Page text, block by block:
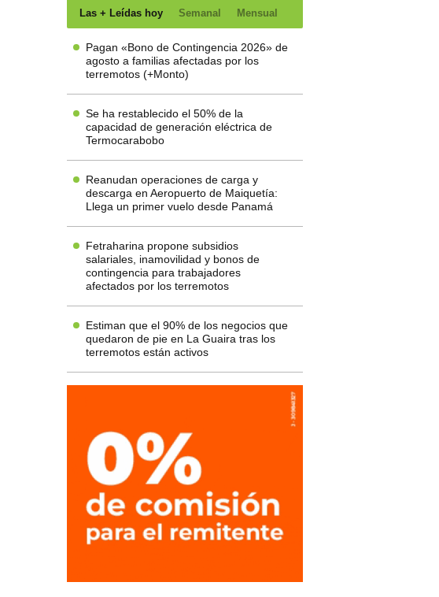
Las + Leídas hoy Semanal Mensual
Pagan «Bono de Contingencia 2026» de
agosto a familias afectadas por los
terremotos (+Monto)
Se ha restablecido el 50% de la
capacidad de generación eléctrica de
Termocarabobo
Reanudan operaciones de carga y
descarga en Aeropuerto de Maiquetía:
Llega un primer vuelo desde Panamá
Fetraharina propone subsidios
salariales, inamovilidad y bonos de
contingencia para trabajadores
afectados por los terremotos
Estiman que el 90% de los negocios que
quedaron de pie en La Guaira tras los
terremotos están activos